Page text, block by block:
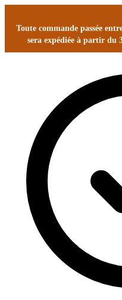
Toute commande passée
sera expédiée à partir du